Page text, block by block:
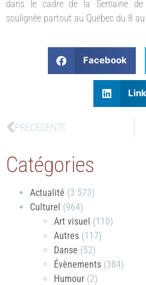
dans le cadre de la Semaine de
soulignée partout au Québec du 8
Facebook
PRÉCÉDENTE
Catégories
Actualité (3 573)
Culturel (964)
Art visuel (110)
Autres (117)
Danse (52)
Évènements (384)
Humour (2)